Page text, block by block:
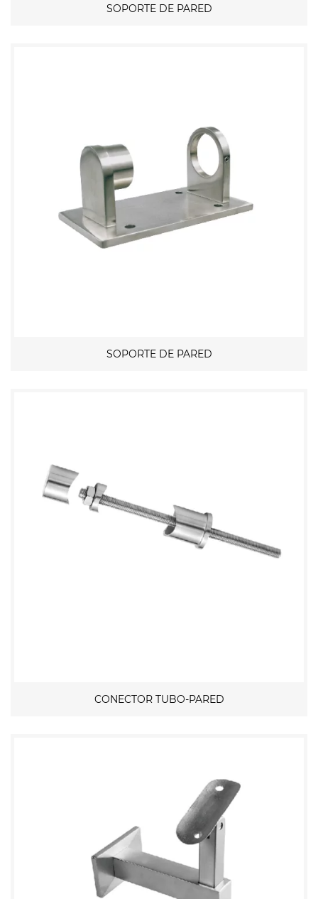
SOPORTE DE PARED
SOPORTE DE PARED
CONECTOR TUBO-PARED